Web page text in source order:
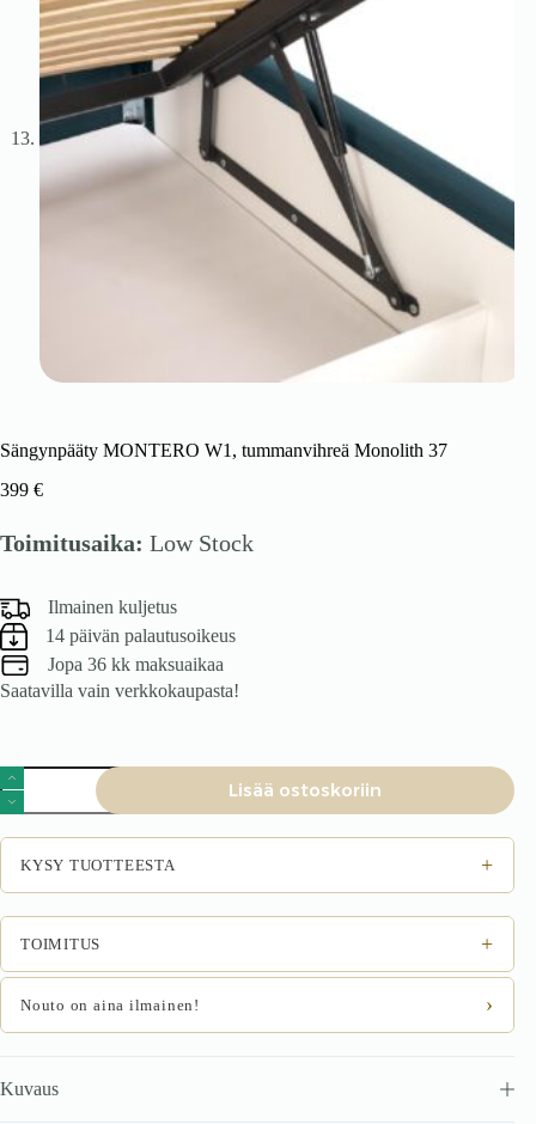
Sängynpääty MONTERO W1, tummanvihreä Monolith 37
399 €
Toimitusaika: Low Stock
Ilmainen kuljetus
14 päivän palautusoikeus
Jopa 36 kk maksuaikaa
Saatavilla vain verkkokaupasta!
Sängynpääty
MONTERO
W1,
tummanvihreä
Monolith
määrä
Lisää ostoskoriin
KYSY TUOTTEESTA +
TOIMITUS +
Nouto on aina ilmainen! ›
Kuvaus